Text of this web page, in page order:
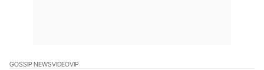
GOSSIP NEWSVIDEOVIP